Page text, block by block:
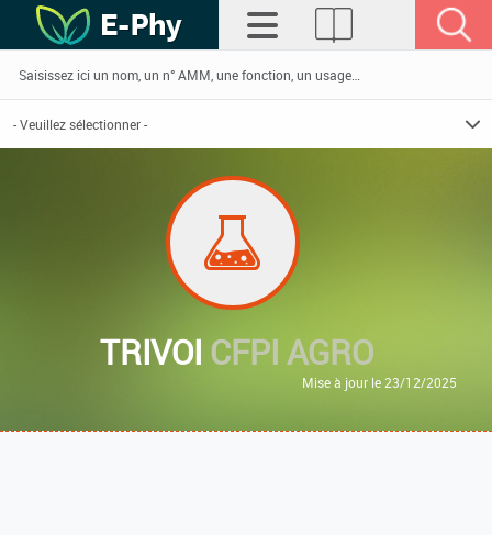
TRIVOI CFPI AGRO
Mise à jour le 23/12/2025